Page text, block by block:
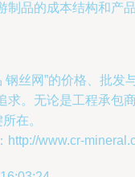
制品的成本结构和产
钢丝网”的价格、批
求。无论是工程承包
在。
http://www.cr-